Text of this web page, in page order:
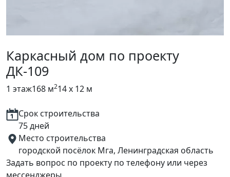
Каркасный дом по проекту
ДК-109
1 этаж168 м214 x 12 м
Срок строительства
75 дней
Место строительства
городской посёлок Мга, Ленинградская область
Задать вопрос по проекту по телефону или через